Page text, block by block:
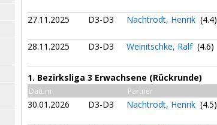
27.11.2025 D3-D3 Nachtrodt, Henrik (4.4)
28.11.2025 D3-D3 Weinitschke, Ralf (4.6)
1. Bezirksliga 3 Erwachsene (Rückrunde)
Datum Partner
30.01.2026 D3-D3 Nachtrodt, Henrik (4.5)